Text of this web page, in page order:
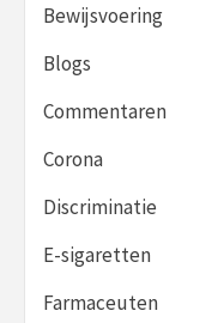
Bewijsvoering
Blogs
Commentaren
Corona
Discriminatie
E-sigaretten
Farmaceuten